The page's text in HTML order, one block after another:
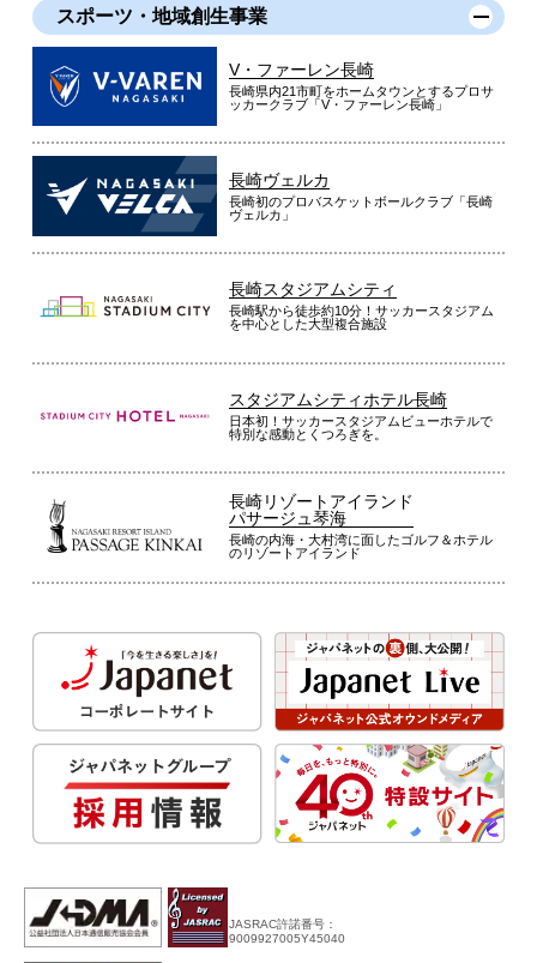
スポーツ・地域創生事業
V・ファーレン長崎
長崎県内21市町をホームタウンとするプロサ
ッカークラブ「V・ファーレン長崎」
長崎ヴェルカ
長崎初のプロバスケットボールクラブ「長崎
ヴェルカ」
長崎スタジアムシティ
長崎駅から徒歩約10分！サッカースタジアム
を中心とした大型複合施設
スタジアムシティホテル長崎
日本初！サッカースタジアムビューホテルで
特別な感動とくつろぎを。
長崎リゾートアイランド
パサージュ琴海
長崎の内海・大村湾に面したゴルフ＆ホテル
のリゾートアイランド
JASRAC許諾番号：
9009927005Y45040